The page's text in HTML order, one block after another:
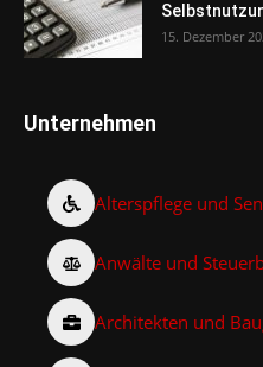
15. Dezember
Unternehmen
Alterspflege und
Anwälte und
Architekten und